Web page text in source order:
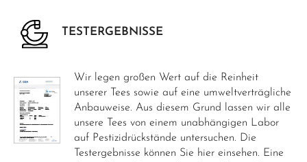
TESTERGEBNISSE
Wir legen großen Wert auf die Reinheit
unserer Tees sowie auf eine umweltverträgliche
Anbauweise. Aus diesem Grund lassen wir alle
unsere Tees von einem unabhängigen Labor
auf Pestizidrückstände untersuchen. Die
Testergebnisse können Sie hier einsehen. Eine